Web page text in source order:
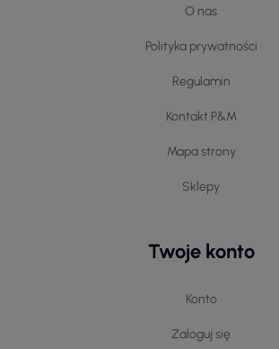
O nas
Polityka prywatności
Regulamin
Kontakt P&M
Mapa strony
Sklepy
Twoje konto
Konto
Zaloguj się